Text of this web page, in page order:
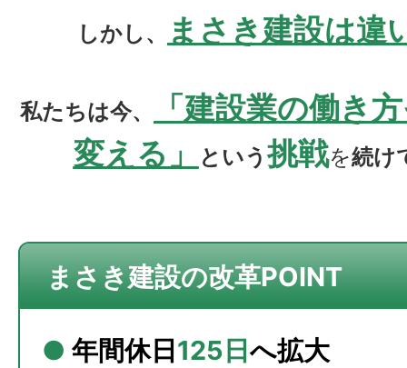
しかし、 まさき建設は違
私たちは今、
「建設業の働き
変える」
という挑戦を続け
まさき建設の改革POINT
● 年間休日 125日へ拡大